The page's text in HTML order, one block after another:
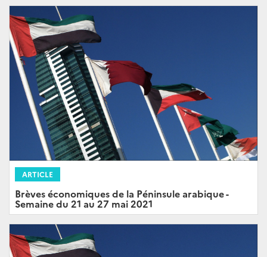
ARTICLE
Brèves économiques de la Péninsule arabique -
Semaine du 21 au 27 mai 2021